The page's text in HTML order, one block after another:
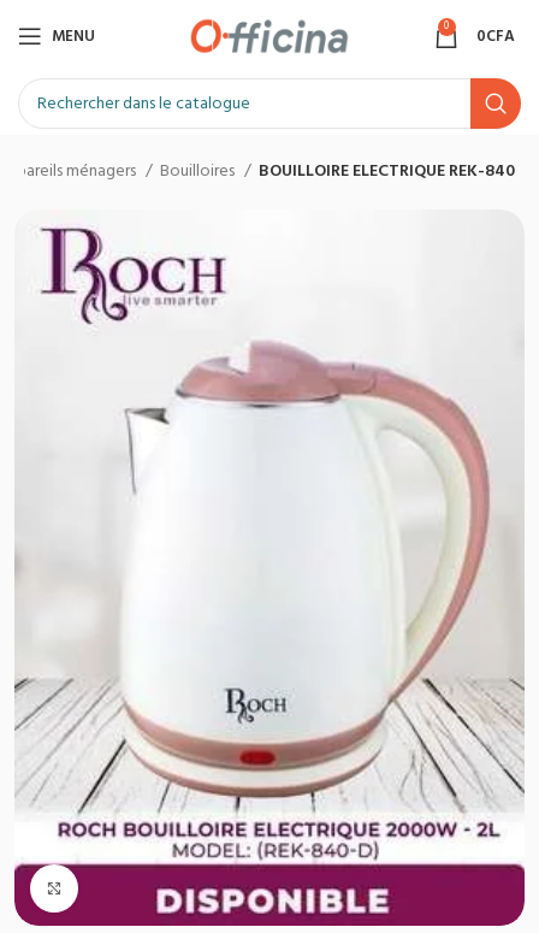
MENU 0 0CFA
ménagers Bouilloires BOUILLOIRE ELECTRIQUE REK-840